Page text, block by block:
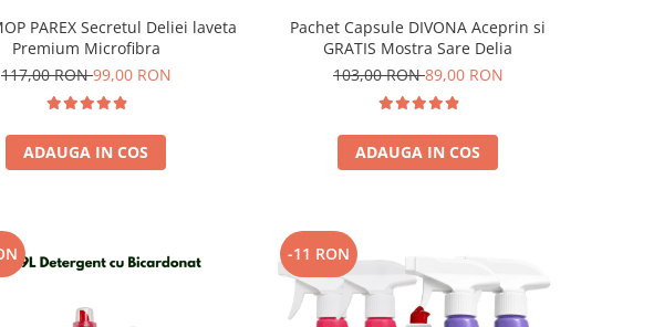
PAREX Secretul Deliei laveta
Premium Microfibra
117,00 RON99,00 RON
ADAUGA IN COS
Pachet Capsule DIVONA Aceprin si
GRATIS Mostra Sare Delia
103,00 RON89,00 RON
ADAUGA IN COS
-11 RON